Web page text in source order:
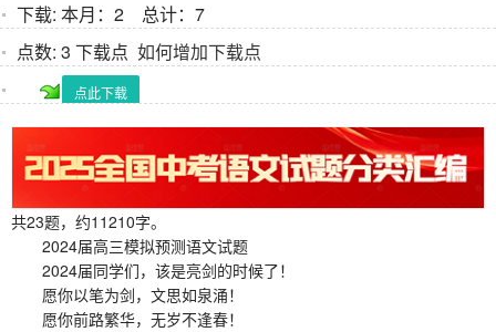
下载: 本月：2 总计：7
点数: 3 下载点 如何增加下载点
点此下载
共23题，约11210字。
2024届高三模拟预测语文试题
2024届同学们，该是亮剑的时候了！
愿你以笔为剑，文思如泉涌！
愿你前路繁华，无岁不逢春！